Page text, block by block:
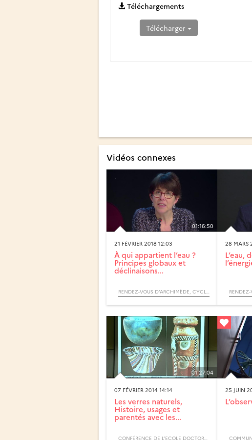
Téléchargements
Télécharger
Vidéos connexes
01:16:50
21 FÉVRIER 2018 12:03
À qui appartient l’eau ?
Principes globaux et
déclinaisons...
RENDEZ-VOUS D’ARCHIMÈDE, CYCLE POUVOIRS DE L’EAU
28 MARS
L’eau,
01:27:04
07 FÉVRIER 2014 14:14
Les verres naturels,
Histoire, usages et
parentés avec les...
CONFÉRENCE DE L’ECOLE DOCTORALE - SCIENCES DE LA MATIÈRE, DU RAYONNEMENT ET DE L’ENVIRONNEMENT
25 JUIN